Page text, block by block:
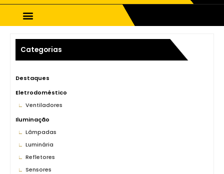
Categorias
Destaques
Eletrodoméstico
Ventiladores
Iluminação
Lâmpadas
Luminária
Refletores
Sensores